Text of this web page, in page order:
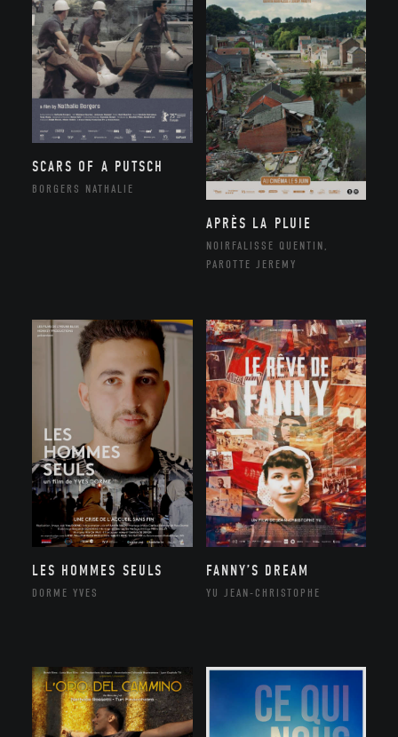
SCARS OF A PUTSCH
BORGERS NATHALIE
APRÈS LA PLUIE
NOIRFALISSE QUENTIN,
PAROTTE JEREMY
LES HOMMES SEULS
DORME YVES
FANNY’S DREAM
YU JEAN-CHRISTOPHE